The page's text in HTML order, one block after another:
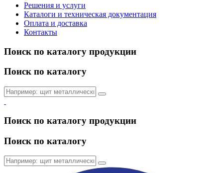
Решения и услуги
Каталоги и техническая документация
Оплата и доставка
Контакты
Поиск по каталогу продукции
Поиск по каталогу
Поиск по каталогу продукции
Поиск по каталогу